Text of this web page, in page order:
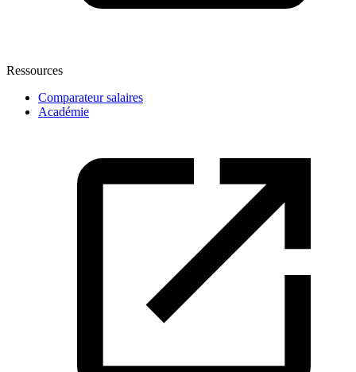
Ressources
Comparateur salaires
Académie